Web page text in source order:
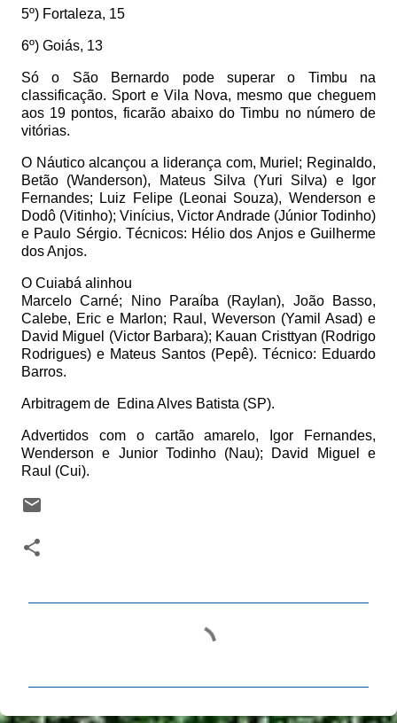
5º) Fortaleza, 15
6º) Goiás, 13
Só o São Bernardo pode superar o Timbu na
classificação. Sport e Vila Nova, mesmo que cheguem
aos 19 pontos, ficarão abaixo do Timbu no número de
vitórias.
O Náutico alcançou a liderança com, Muriel; Reginaldo,
Betão (Wanderson), Mateus Silva (Yuri Silva) e Igor
Fernandes; Luiz Felipe (Leonai Souza), Wenderson e
Dodô (Vitinho); Vinícius, Victor Andrade (Júnior Todinho)
e Paulo Sérgio. Técnicos: Hélio dos Anjos e Guilherme
dos Anjos.
O Cuiabá alinhou
Marcelo Carné; Nino Paraíba (Raylan), João Basso,
Calebe, Eric e Marlon; Raul, Weverson (Yamil Asad) e
David Miguel (Victor Barbara); Kauan Cristtyan (Rodrigo
Rodrigues) e Mateus Santos (Pepê). Técnico: Eduardo
Barros.
Arbitragem de Edina Alves Batista (SP).
Advertidos com o cartão amarelo, Igor Fernandes,
Wenderson e Junior Todinho (Nau); David Miguel e
Raul (Cui).